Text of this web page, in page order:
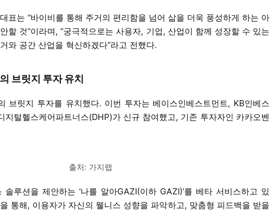
표는 “바이비를 통해 주거의 편리함을 넘어 삶을 더욱 풍성하게 하는 아
할 것”이라며, ”궁극적으로는 사용자, 기업, 산업이 함께 성장할 수 있는
와 공간 산업을 혁신하겠다”라고 전했다.
브릿지 투자 유치
브릿지 투자를 유치했다. 이번 투자는 베이스인베스트먼트, KB인베스
지털헬스케어파트너스(DHP)가 신규 참여했고, 기존 투자자인 카카오벤
출처: 가지랩
루션을 제안하는 ‘나를 알아GAZI(이하 GAZI)’를 베타 서비스하고 있
통해, 이용자가 자신의 웰니스 성향을 파악하고, 맞춤형 피드백을 받을